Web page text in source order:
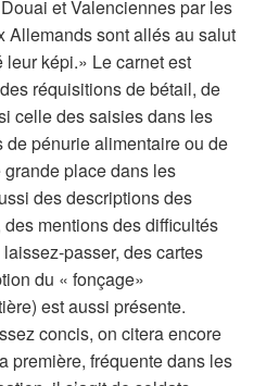
et Valenciennes par les
Allemands sont allés au salut
leur képi.» Le carnet est
réquisitions de bétail, de
celle des saisies dans les
de pénurie alimentaire ou de
place dans les
des descriptions des
des mentions des difficultés
passer, des cartes
du « fonçage»
est aussi présente.
concis, on citera encore
première, fréquente dans les